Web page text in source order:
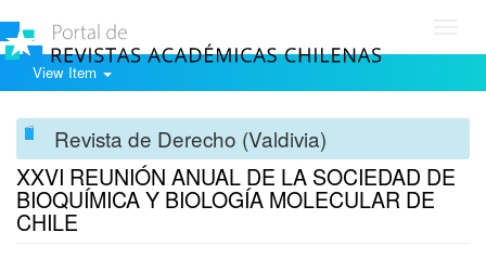
View Item
Revista de Derecho (Valdivia)
XXVI REUNIÓN ANUAL DE LA SOCIEDAD DE
BIOQUÍMICA Y BIOLOGÍA MOLECULAR DE
CHILE